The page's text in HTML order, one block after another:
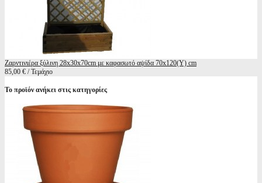
Ζαρντινιέρα ξύλινη 28x30x70cm με καφασωτό αψίδα 70x120(Y) cm
85,00 € / Τεμάχιο
Το προϊόν ανήκει στις κατηγορίες